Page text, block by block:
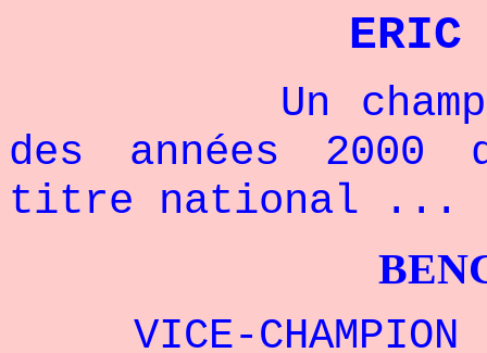
ERIC
Un champion
des années
titre national ...
VICE-CHAMPION